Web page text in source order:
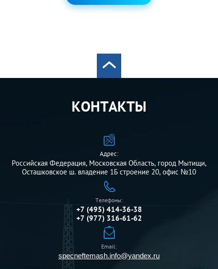
КОНТАКТЫ
Адрес:
Российская Федерация, Московская Область, город Мытищи,
Осташковское ш. владение 1Б строение 20, офис №10
Телефоны:
+7 (495) 414-36-38
+7 (977) 316-61-62
Email:
specneftemash.info@yandex.ru